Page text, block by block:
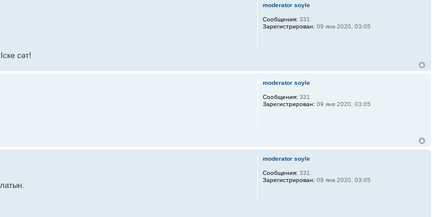
сәт!
moderator soyle
Сообщения: 331
Зарегистрирован: 09 янв 2020, 03:05
moderator soyle
Сообщения: 331
Зарегистрирован: 09 янв 2020, 03:05
moderator soyle
Сообщения: 331
Зарегистрирован: 09 янв 2020, 03:05